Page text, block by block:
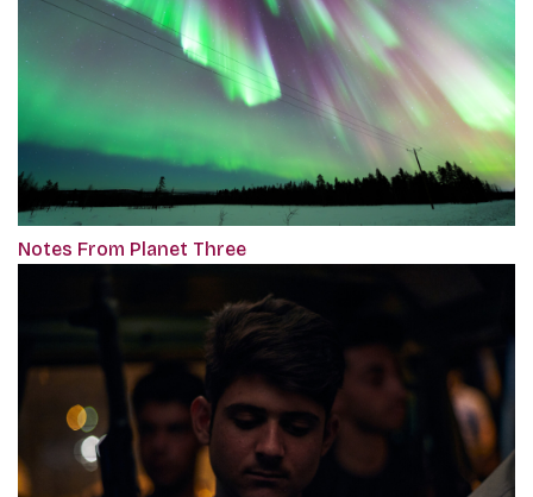
Notes From Planet Three